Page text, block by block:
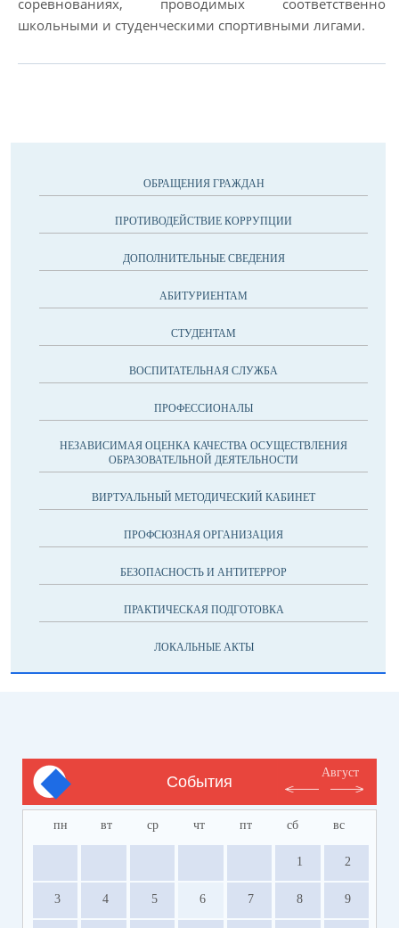
школьными и студенческими спортивными лигами.
ОБРАЩЕНИЯ ГРАЖДАН
ПРОТИВОДЕЙСТВИЕ КОРРУПЦИИ
ДОПОЛНИТЕЛЬНЫЕ СВЕДЕНИЯ
АБИТУРИЕНТАМ
СТУДЕНТАМ
ВОСПИТАТЕЛЬНАЯ СЛУЖБА
ПРОФЕССИОНАЛЫ
НЕЗАВИСИМАЯ ОЦЕНКА КАЧЕСТВА ОСУЩЕСТВЛЕНИЯ
ОБРАЗОВАТЕЛЬНОЙ ДЕЯТЕЛЬНОСТИ
ВИРТУАЛЬНЫЙ МЕТОДИЧЕСКИЙ КАБИНЕТ
ПРОФСЮЗНАЯ ОРГАНИЗАЦИЯ
БЕЗОПАСНОСТЬ И АНТИТЕРРОР
ПРАКТИЧЕСКАЯ ПОДГОТОВКА
ЛОКАЛЬНЫЕ АКТЫ
События
Август
пн вт ср чт пт сб вс
1 2
3 4 5 6 7 8 9